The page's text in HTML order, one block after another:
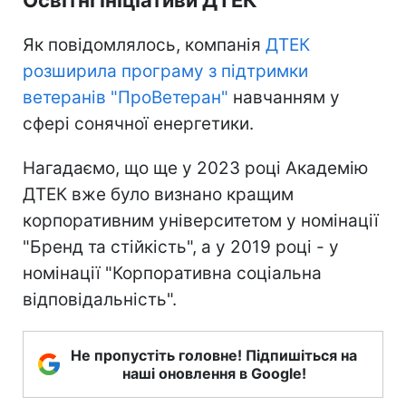
Як повідомлялось, компанія ДТЕК
розширила програму з підтримки
ветеранів "ПроВетеран" навчанням у
сфері сонячної енергетики.
Нагадаємо, що ще у 2023 році Академію
ДТЕК вже було визнано кращим
корпоративним університетом у номінації
"Бренд та стійкість", а у 2019 році - у
номінації "Корпоративна соціальна
відповідальність".
Не пропустіть головне! Підпишіться на
наші оновлення в Google!